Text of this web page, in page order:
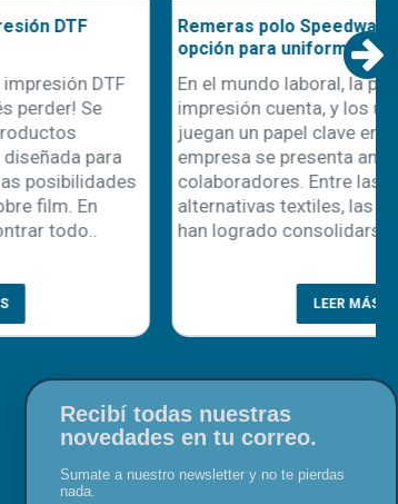
Nuevo Sistema de Impresión DTF
¡Llegó la nueva línea de impresión DTF
OtterPro! ¡No te la podés perder! Se
trata de una gama de productos
altamente innovadores diseñada para
aprovechar al máximo las posibilidades
de impresión directa sobre film. En
Disershop, podrás encontrar todo..
Recibí todas nuestras
novedades en tu correo.
Sumate a nuestro newsletter y no te pierdas
nada.